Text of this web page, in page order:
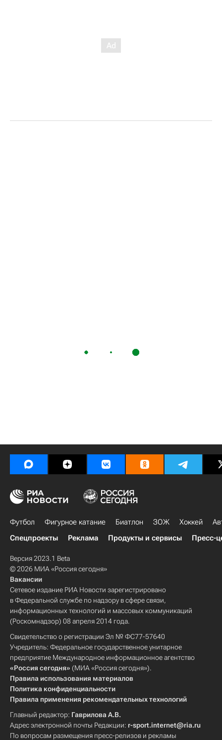
Футбол Фигурное катание Биатлон ЗОЖ Хоккей
Спецпроекты
Реклама Продукты и сервисы Пресс-
Версия 2023.1 Beta
© 2026 МИА «Россия сегодня»
Вакансии
Сетевое издание РИА Новости зарегистрировано
в Федеральной службе по надзору в сфере связи,
информационных технологий и массовых коммуникаций
(Роскомнадзор) 08 апреля 2014 года.
Свидетельство о регистрации Эл № ФС77-57640
Учредитель: Федеральное государственное унитарное
предприятие Международное информационное агентство
«Россия сегодня» (МИА «Россия сегодня»).
Правила использования материалов
Политика конфиденциальности
Правила применения рекомендательных технологий
Главный редактор: Гаврилова А.В.
Адрес электронной почты Редакции: r-sport.internet@ria.ru
По вопросам размещения пресс-релизов и рекламы